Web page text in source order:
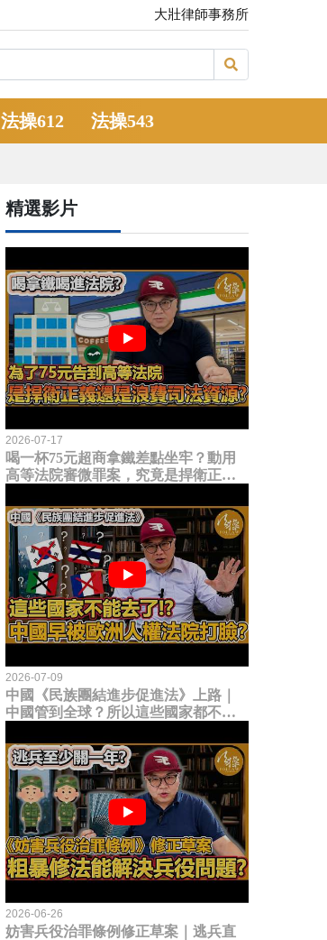
大壯律師事務所
法操612 法操543
精選影片
2026-07-17
喝一杯75元超商拿鐵差點坐牢？動用
高等法院審微罪案，究竟是捍衛正義
2026-07-09
中國《民族團結進步促進法》上路｜
中國管到全球？所以這些國家都不能
臉？
2026-06-26
妨害兵役治罪條例修正草案｜逃兵直